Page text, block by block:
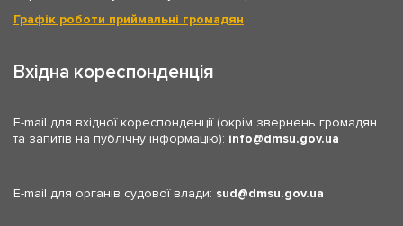
Графік роботи приймальні громадян
Вхідна кореспонденція
E-mail для вхідної кореспонденції (окрім звернень громадян
та запитів на публічну інформацію): info dmsu.gov.ua
E-mail для органів судової влади: sud dmsu.gov.ua